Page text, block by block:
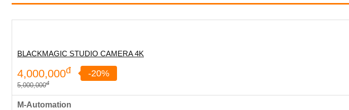
BLACKMAGIC STUDIO CAMERA 4K
4,000,000đ
5,000,000đ
-20%
M-Automation